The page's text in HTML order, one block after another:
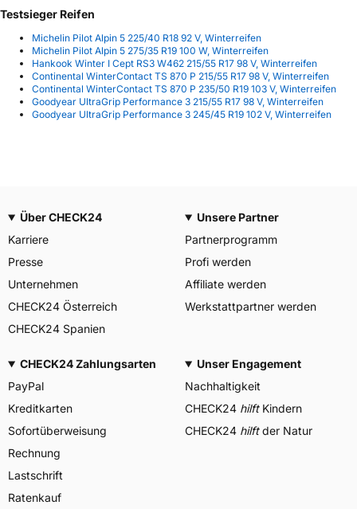
Testsieger Reifen
Michelin Pilot Alpin 5 225/40 R18 92 V, Winterreifen
Michelin Pilot Alpin 5 275/35 R19 100 W, Winterreifen
Hankook Winter I Cept RS3 W462 215/55 R17 98 V, Winterreifen
Continental WinterContact TS 870 P 215/55 R17 98 V, Winterreifen
Continental WinterContact TS 870 P 235/50 R19 103 V, Winterreifen
Goodyear UltraGrip Performance 3 215/55 R17 98 V, Winterreifen
Goodyear UltraGrip Performance 3 245/45 R19 102 V, Winterreifen
Über CHECK24
Karriere
Presse
Unternehmen
CHECK24 Österreich
CHECK24 Spanien
Unsere Partner
Partnerprogramm
Profi werden
Affiliate werden
Werkstattpartner werden
CHECK24 Zahlungsarten
PayPal
Kreditkarten
Sofortüberweisung
Rechnung
Lastschrift
Ratenkauf
Unser Engagement
Nachhaltigkeit
CHECK24 hilftKindern
CHECK24 hilftder Natur